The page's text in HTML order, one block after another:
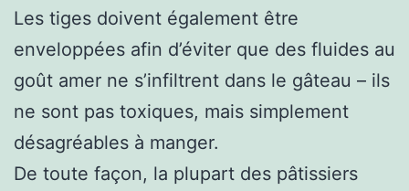
Les tiges doivent également être
enveloppées afin d’éviter que des fluides au
goût amer ne s’infiltrent dans le gâteau – ils
ne sont pas toxiques, mais simplement
désagréables à manger.
De toute façon, la plupart des pâtissiers